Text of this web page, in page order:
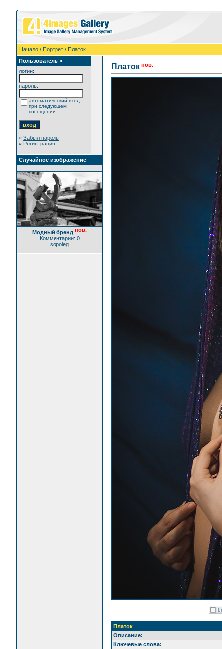
Начало / Портрет / Платок
Пользователь »
логин:
пароль:
автоматический вход
при следующем
посещении.
» Забыл пароль
» Регистрация
Случайное изображение
Модный бренд нов.
Комментарии: 0
sopoleg
Платок нов.
Платок
Описание:
Ключевые слова: